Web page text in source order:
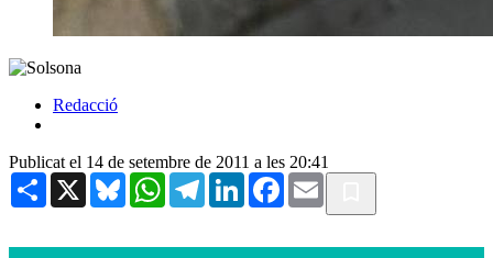
Redacció
Publicat el 14 de setembre de 2011 a les 20:41
Share X BlueskyWhatsAppTelegramLinkedInFacebook
Email